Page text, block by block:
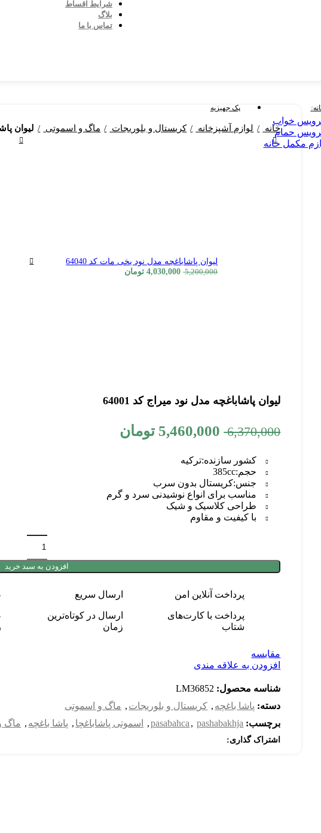
خواب
حمام
مکمل خانه
پک جهیزیه
شرایط اقساط
بلاگ
تماس با ما
خانه لوازم آشپزخانه کریستال و بلوریجات ماگ و اسموتی لیوان
لیوان پاشاباغچه مدل نود یخی مات کد 64040
5,200,000
4,030,000 تومان
لیوان پاشاباغچه مدل نود میراج کد 64001
6,370,000
5,460,000 تومان
کشور سازنده:ترکیه
حجم:385cc
جنس:کریستال بدون سرب
مناسب برای انواع نوشیدنی سرد و گرم
طراحی کلاسیک و شیک
با کیفیت و مقاوم
افزودن به سبد خرید
پرداخت آنلاین امن
پرداخت با کارت‌های
شتاب
ارسال سریع
ارسال در کوتاه‌ترین
زمان
مقایسه
افزودن به علاقه مندی
شناسه محصول: LM36852
دسته: پاشا باغچه , کریستال و بلوریجات , ماگ و اسموتی
برچسب:
pasabahca , pashabakhja
, اسموتی پاشاباغچا , پاشا باغچه , ماگ
اشتراک گذاری: